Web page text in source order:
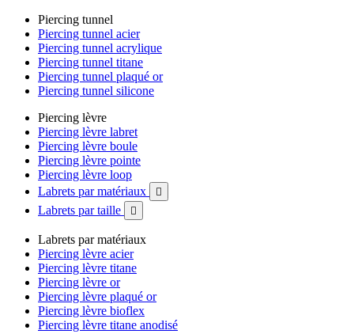
Piercing tunnel
Piercing tunnel acier
Piercing tunnel acrylique
Piercing tunnel titane
Piercing tunnel plaqué or
Piercing tunnel silicone
Piercing lèvre
Piercing lèvre labret
Piercing lèvre boule
Piercing lèvre pointe
Piercing lèvre loop
Labrets par matériaux

Labrets par taille 
Labrets par matériaux
Piercing lèvre acier
Piercing lèvre titane
Piercing lèvre or
Piercing lèvre plaqué or
Piercing lèvre bioflex
Piercing lèvre titane anodisé